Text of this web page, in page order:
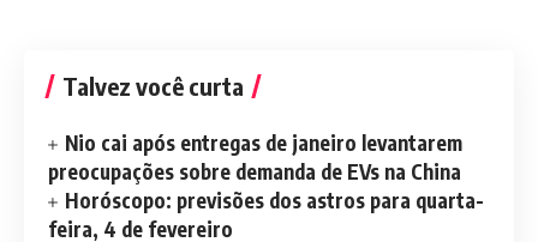
Talvez você curta
Nio cai após entregas de janeiro levantarem
preocupações sobre demanda de EVs na China
Horóscopo: previsões dos astros para quarta-
feira, 4 de fevereiro